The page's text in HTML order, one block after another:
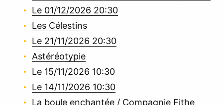
Le 01/12/2026 20:30
Les Célestins
Le 21/11/2026 20:30
Astéréotypie
Le 15/11/2026 10:30
Le 14/11/2026 10:30
La boule enchantée / Compagnie Fithe